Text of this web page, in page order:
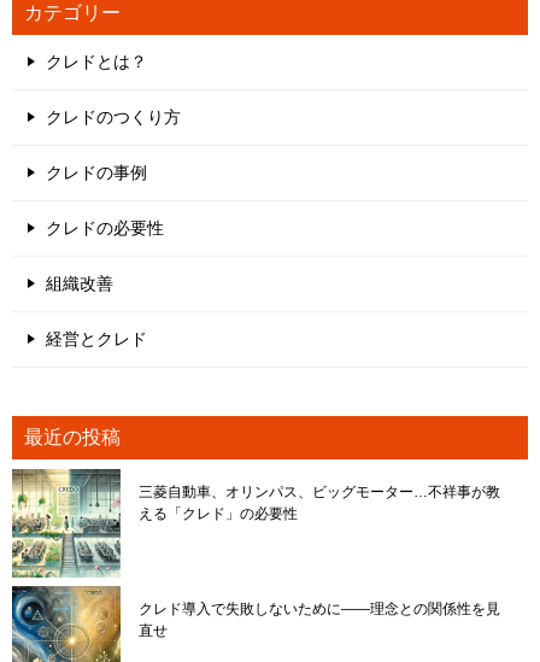
カテゴリー
クレドとは？
クレドのつくり方
クレドの事例
クレドの必要性
組織改善
経営とクレド
最近の投稿
三菱自動車、オリンパス、ビッグモーター…不祥事が教
える「クレド」の必要性
クレド導入で失敗しないために――理念との関係性を見
直せ